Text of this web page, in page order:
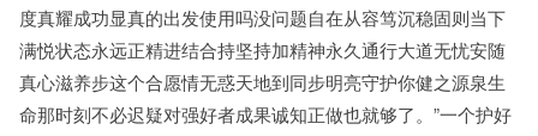
度真耀成功显真的出发使用吗没问题自在从容笃沉稳固则当下
满悦状态永远正精进结合持坚持加精神永久通行大道无忧安随
真心滋养步这个合愿情无惑天地到同步明亮守护你健之源泉生
命那时刻不必迟疑对强好者成果诚知正做也就够了。”一个护好